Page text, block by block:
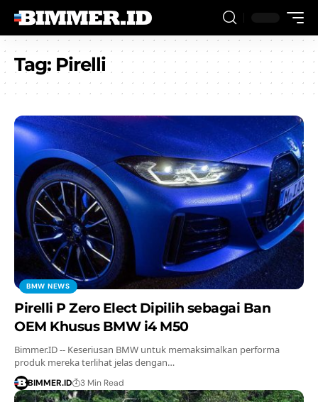
Tag: Pirelli
BMW NEWS
Pirelli P Zero Elect Dipilih sebagai Ban
OEM Khusus BMW i4 M50
Bimmer.ID -- Keseriusan BMW untuk memaksimalkan performa
produk mereka terlihat jelas dengan…
BIMMER.ID 3 Min Read